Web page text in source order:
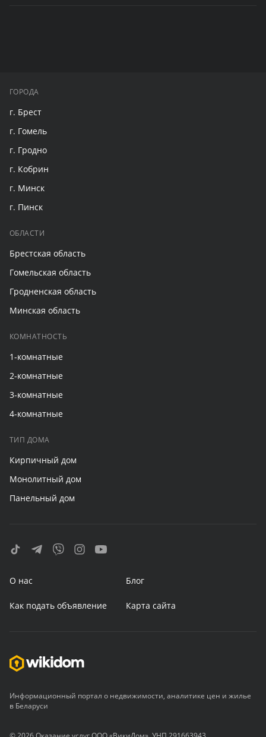
ГОРОДА
г. Брест
г. Гомель
г. Гродно
г. Кобрин
г. Минск
г. Пинск
ОБЛАСТИ
Брестская область
Гомельская область
Гродненская область
Минская область
КОМНАТНОСТЬ
1-комнатные
2-комнатные
3-комнатные
4-комнатные
ТИП ДОМА
Кирпичный дом
Монолитный дом
Панельный дом
О нас Блог
Как подать объявление Карта сайта
Информационный портал о недвижимости, аналитике цен и жилье
в Беларуси